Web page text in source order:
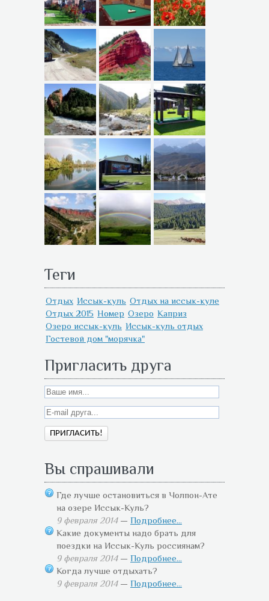
Теги
Отдых Иссык-куль Отдых на иссык-куле
Отдых 2015 Номер Озеро Каприз
Озеро иссык-куль Иссык-куль отдых
Гостевой дом "морячка"
Пригласить друга
Вы спрашивали
Где лучше остановиться в Чолпон-Ате
на озере Иссык-Куль?
9 февраля 2014— Подробнее...
Какие документы надо брать для
поездки на Иссык-Куль россиянам?
9 февраля 2014— Подробнее...
Когда лучше отдыхать?
9 февраля 2014— Подробнее...